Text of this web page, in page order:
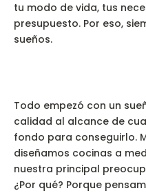
tu modo de vida, tus
presupuesto. Por eso,
sueños.
Todo empezó con un
calidad al alcance de
fondo para conseguirlo.
diseñamos cocinas a
nuestra principal
¿Por qué? Porque